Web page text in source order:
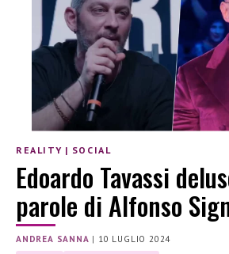
REALITY | SOCIAL
Edoardo Tavassi
parole di Alfonso
ANDREA SANNA | 10 LUGLIO 2024